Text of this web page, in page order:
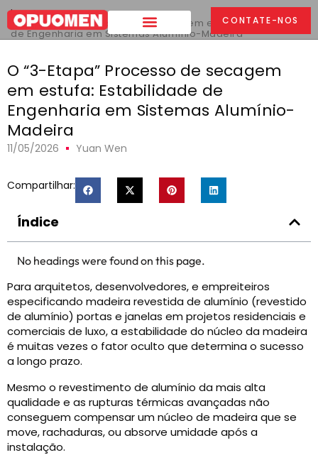
CONTATE-NOS
Lar >
O "3-Etapa" Processo de secagem em estufa: Estabilidade
de Engenharia em Sistemas Alumínio-Madeira
O “3-Etapa” Processo de secagem
em estufa: Estabilidade de
Engenharia em Sistemas Alumínio-
Madeira
11/05/2026 Yuan Wen
Compartilhar:
Índice
No headings were found on this page.
Para arquitetos, desenvolvedores, e empreiteiros
especificando madeira revestida de alumínio (revestido
de alumínio) portas e janelas em projetos residenciais e
comerciais de luxo, a estabilidade do núcleo da madeira
é muitas vezes o fator oculto que determina o sucesso
a longo prazo.
Mesmo o revestimento de alumínio da mais alta
qualidade e as rupturas térmicas avançadas não
conseguem compensar um núcleo de madeira que se
move, rachaduras, ou absorve umidade após a
instalação.